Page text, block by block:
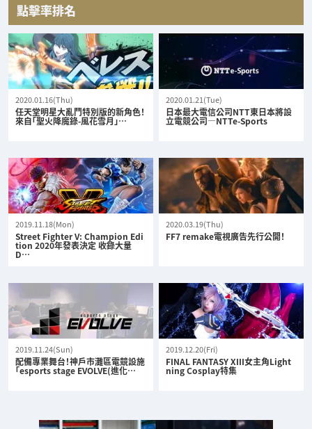
點擊率排名
2020.01.16(Thu)
任天堂明星大亂鬥特別版的新角色！
來自「聖火降魔錄-風花雪月」…
2020.01.21(Tue)
日本最大電信公司NTT東日本將設
立電競公司—NTTe-Sports
2019.11.18(Mon)
Street Fighter V: Champion Edi
tion 2020年發表決定 收錄大量
D…
2020.03.19(Thu)
FF7 remake電視廣告先行公開！
2019.11.24(Sun)
配備專業舞台！神戶市灘區電競設施
「esports stage EVOLVE(進化…
2019.12.20(Fri)
FINAL FANTASY XIII女主角Light
ning Cosplay特集